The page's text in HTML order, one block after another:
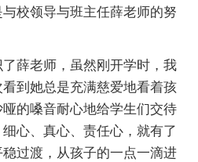
校领导与班主任薛老师的努
薛老师，虽然刚开学时，我
到她总是充满慈爱地看着孩
的嗓音耐心地给学生们交待
心、真心、责任心，就有了
过渡，从孩子的一点一滴进